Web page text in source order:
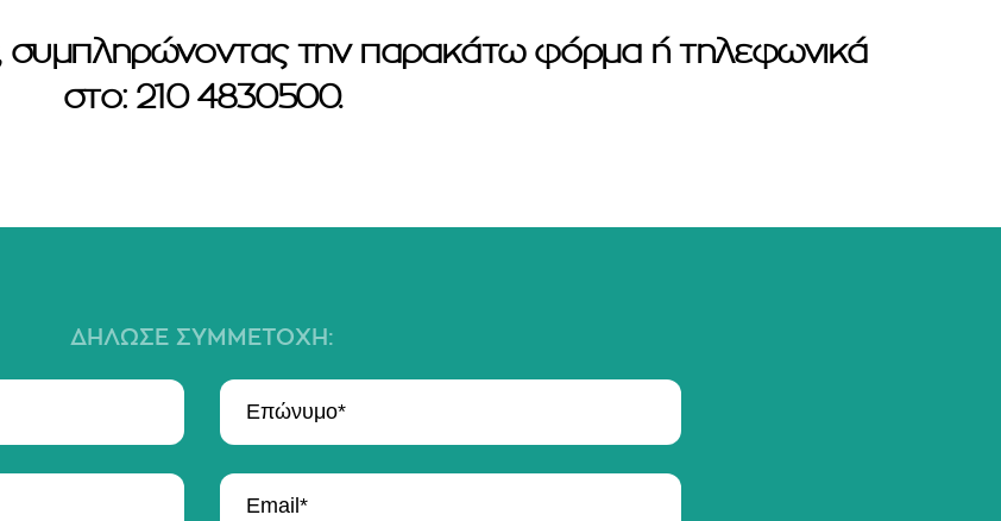
συμπληρώνοντας την παρακάτω φόρμα ή τηλεφωνικά
στο: 210 4830500.
ΔΗΛΩΣΕ ΣΥΜΜΕΤΟΧΗ: